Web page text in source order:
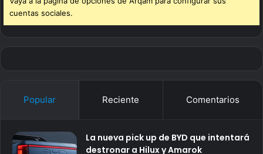
cuentas sociales.
Popular Reciente Comentarios
La nueva pick up de BYD que intentará
destronar a Hilux y Amarok